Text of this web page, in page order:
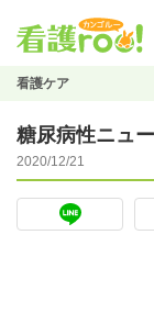
看護ケア
糖尿病性ニュ
2020/12/21